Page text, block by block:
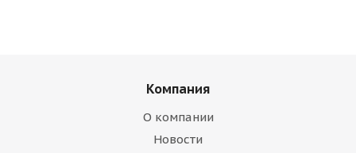
Компания
О компании
Новости